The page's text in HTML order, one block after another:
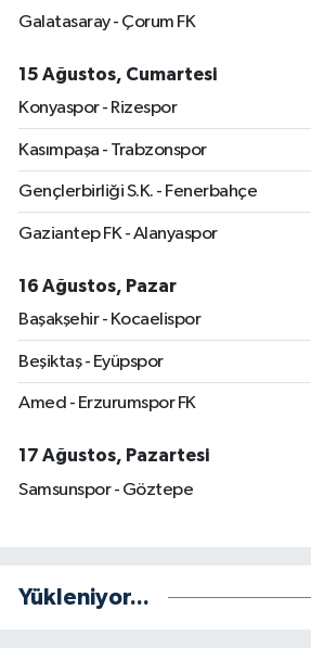
Galatasaray - Çorum FK
15 Ağustos, Cumartesi
Konyaspor - Rizespor
Kasımpaşa - Trabzonspor
Gençlerbirliği S.K. - Fenerbahçe
Gaziantep FK - Alanyaspor
16 Ağustos, Pazar
Başakşehir - Kocaelispor
Beşiktaş - Eyüpspor
Amed - Erzurumspor FK
17 Ağustos, Pazartesi
Samsunspor - Göztepe
Yükleniyor...